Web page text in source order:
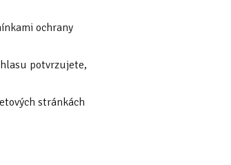
ochrany
potvrzujete,
stránkách